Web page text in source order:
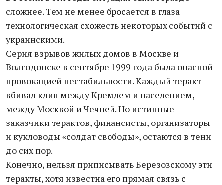
сложнее. Тем не менее бросается в глаза
технологическая схожесть некоторых событий с
украинскими.
Серия взрывов жилых домов в Москве и
Волгодонске в сентябре 1999 года была опасной
провокацией нестабильности. Каждый теракт
вбивал клин между Кремлем и населением,
между Москвой и Чечней. Но истинные
заказчики терактов, финансисты, организаторы
и кукловоды «солдат свободы», остаются в тени
до сих пор.
Конечно, нельзя приписывать Березовскому эти
теракты, хотя известна его прямая связь с